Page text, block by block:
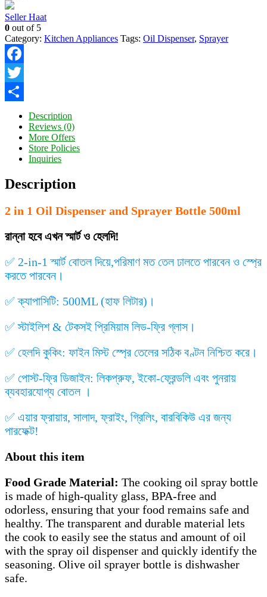
Seller Haat
0 out of 5
Category: Kitchen Appliances Tags: Oil Dispenser, Sprayer
Facebook
Twitter
Description
Reviews (0)
More Offers
Store Policies
Inquiries
Description
2 in 1 Oil Dispenser and Sprayer Bottle 500ml
রান্না হবে এখন স্মার্ট ও হেলদি!
✅ 2-in-1 স্মার্ট বোতল দিয়ে,পরিমাণ মত তেল ঢালতে পারবেন ও স্প্রে
করতে পারবেন।
✅ ক্যাপাসিটি: 500ML (হাফ লিটার)।
✅ স্টাইলিশ & টেকসই প্রিমিয়াম লিড-ফ্রি গ্লাস।
✅ হেলদি কুকিং: ফাইন মিস্ট স্প্রে তেলের সঠিক বণ্টন নিশ্চিত করে।
✅ পোস্ট-ফ্রি ডিজাইন: লিকপ্রুফ, ইকো-ফ্রেন্ডলি এবং পুনরায়
ব্যবহারযোগ্য বোতল ।
✅ এয়ার ফ্রায়ার, সালাদ, ফ্রাইং, গ্রিলিং, বারবিকিউ এর জন্য
পারফেক্ট!
About this item
Food Grade Material: The cooking oil spray bottle
is made of high-quality glass, BPA-free and
odorless, ensuring that your food remains safe and
healthy. The transparent and durable material lets
the cook to easily see the status and amount of oil
with the spray oil dispenser and quickly identify the
seasoning. Olive oil sprayer bottle is dishwasher
safe.